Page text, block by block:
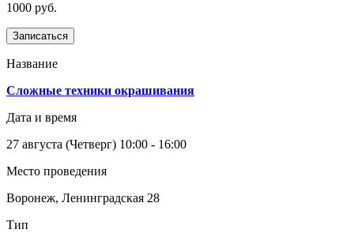
1000 руб.
Записаться
Название
Сложные техники окрашивания
Дата и время
27 августа (Четверг) 10:00 - 16:00
Место проведения
Воронеж, Ленинградская 28
Тип